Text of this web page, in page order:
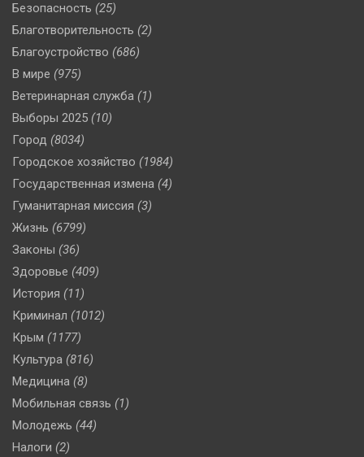
Безопасность (25)
Благотворительность (2)
Благоустройство (686)
В мире (975)
Ветеринарная служба (1)
Выборы 2025 (10)
Город (8034)
Городское хозяйство (1984)
Государственная измена (4)
Гуманитарная миссия (3)
Жизнь (6799)
Законы (36)
Здоровье (409)
История (11)
Криминал (1012)
Крым (1177)
Культура (816)
Медицина (8)
Мобильная связь (1)
Молодежь (44)
Налоги (2)